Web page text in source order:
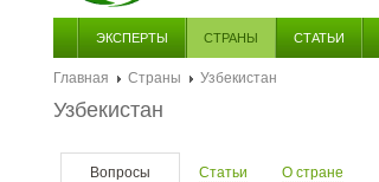
ЭКСПЕРТЫ СТРАНЫ СТАТЬИ
Главная Страны
Узбекистан
Узбекистан
Вопросы Статьи О стране